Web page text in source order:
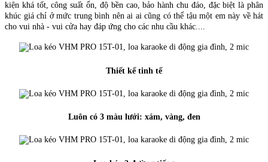
kiện khá tốt, công suất ổn, độ bền cao, bảo hành chu đáo, đặc biệt là phân
khúc giá chỉ ở mức trung bình nên ai ai cũng có thể tậu một em này về hát
cho vui nhà - vui cửa hay đáp ứng cho các nhu cầu khác....
Thiết kế tinh tế
Luôn có 3 màu lưới: xám, vàng, đen